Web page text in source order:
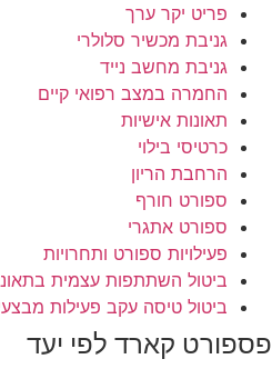
פריט יקר ערך
גניבת מכשיר סלולרי
גניבת מחשב נייד
החמרה במצב רפואי קיים
תאונות אישיות
כרטיסי בילוי
הרחבת הריון
ספורט חורף
ספורט אתגרי
פעילויות ספורט ותחרויות
ביטול השתתפות עצמית
ביטול טיסה עקב פעילות
פספורט קארד לפי יעד